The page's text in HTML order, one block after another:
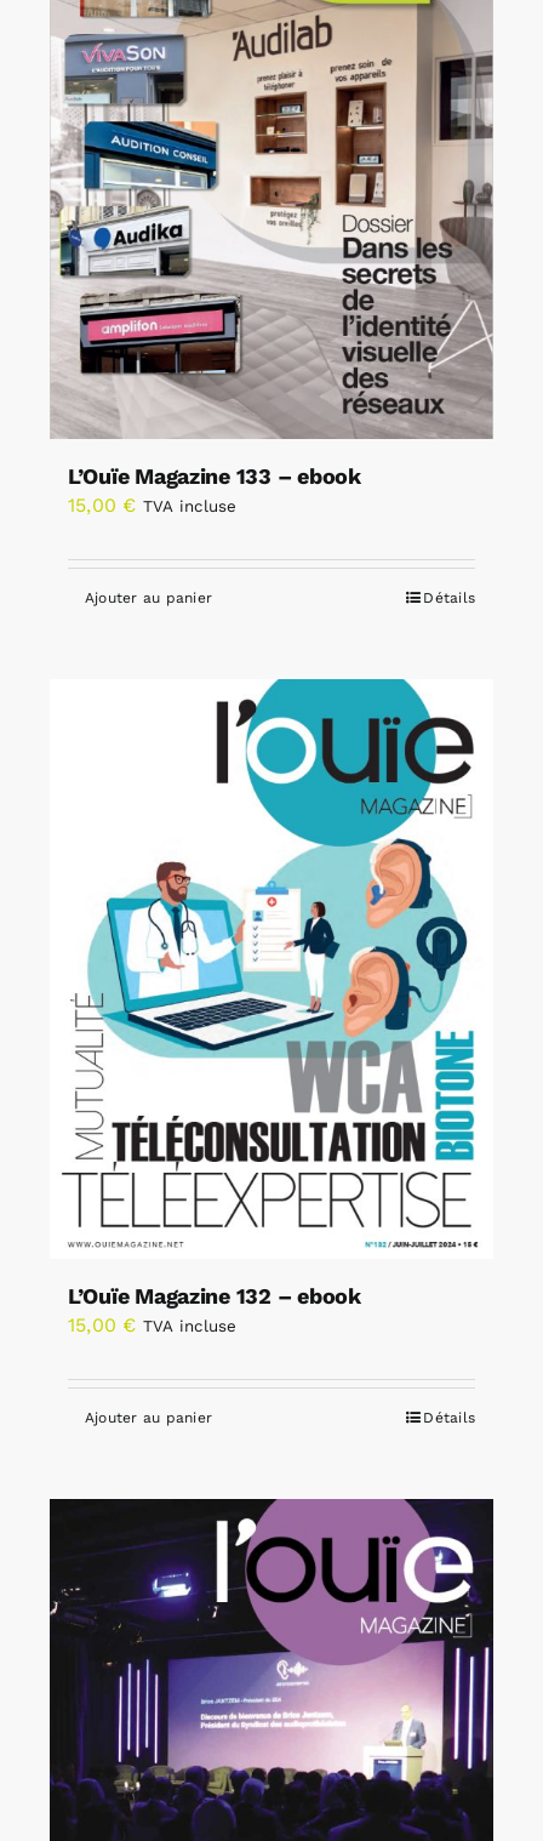
L’Ouïe Magazine 133 – ebook
15,00 € TVA incluse
Ajouter au panier Détails
L’Ouïe Magazine 132 – ebook
15,00 € TVA incluse
Ajouter au panier Détails